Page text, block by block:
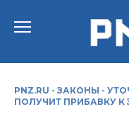
PNZ.RU - ЗАКОНЫ -
ПОЛУЧИТ ПРИБАВКУ К